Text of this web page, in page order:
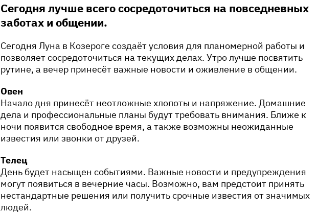
Сегодня лучше всего сосредоточиться на повседневных
заботах и общении.
Сегодня Луна в Козероге создаёт условия для планомерной работы и
позволяет сосредоточиться на текущих делах. Утро лучше посвятить
рутине, а вечер принесёт важные новости и оживление в общении.
Овен
Начало дня принесёт неотложные хлопоты и напряжение. Домашние
дела и профессиональные планы будут требовать внимания. Ближе к
ночи появится свободное время, а также возможны неожиданные
известия или звонки от друзей.
Телец
День будет насыщен событиями. Важные новости и предупреждения
могут появиться в вечерние часы. Возможно, вам предстоит принять
нестандартные решения или получить срочные известия от значимых
людей.